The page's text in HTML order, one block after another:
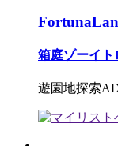
箱庭ゾーイト
遊園地探索